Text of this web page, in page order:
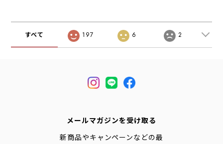
すべて 197 6 2
メールマガジンを受け取る
新商品やキャンペーンなどの最